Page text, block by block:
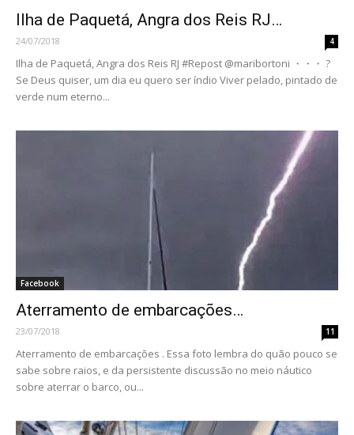
Ilha de Paquetá, Angra dos Reis RJ…
24/07/2018 4
Ilha de Paquetá, Angra dos Reis RJ #Repost @maribortoni ・・・ ?
Se Deus quiser, um dia eu quero ser índio Viver pelado, pintado de
verde num eterno...
Facebook
Aterramento de embarcações…
23/07/2018 11
Aterramento de embarcações . Essa foto lembra do quão pouco se
sabe sobre raios, e da persistente discussão no meio náutico
sobre aterrar o barco, ou...